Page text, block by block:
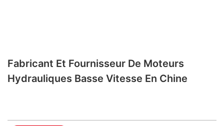
Fabricant Et Fournisseur De Moteurs
Hydrauliques Basse Vitesse En Chine